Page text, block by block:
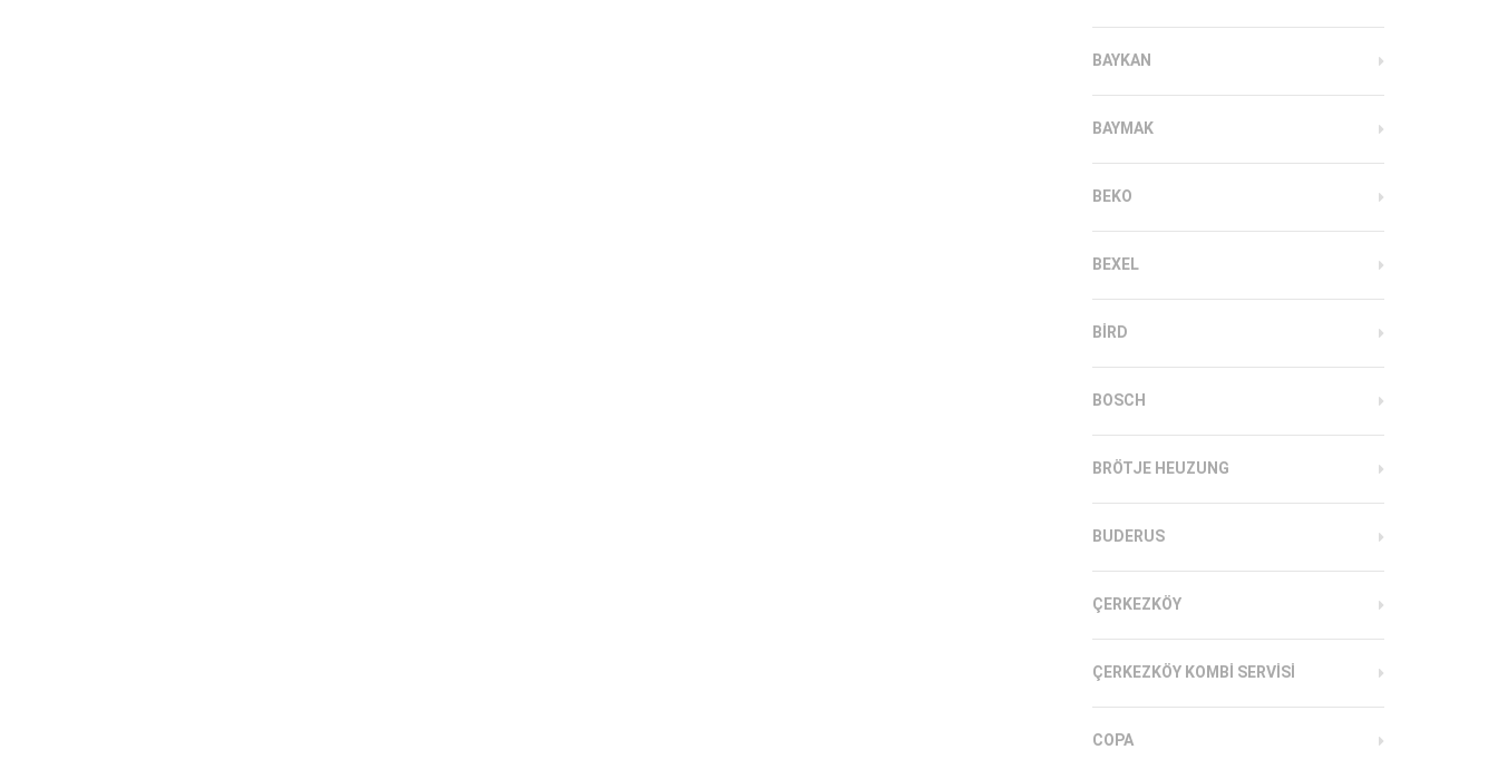
BAYKAN
BAYMAK
BEKO
BEXEL
BIRD
BOSCH
BRÖTJE HEUZUNG
BUDERUS
ÇERKEZKÖY
ÇERKEZKÖY KOMBI SERVISI
COPA